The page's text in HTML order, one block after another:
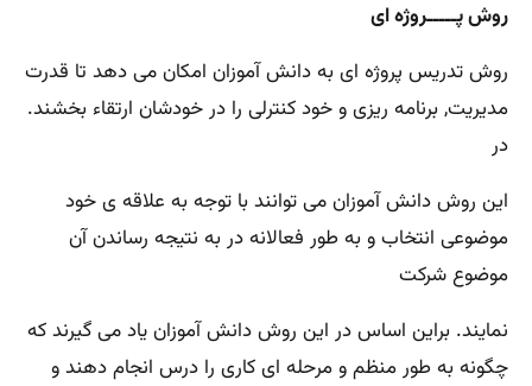
روش پـــــروژه ای
روش تدریس پروژه ای به دانش آموزان امکان می دهد تا قدرت
مدیریت, برنامه ریزی و خود کنترلی را در خودشان ارتقاء بخشند.
در
این روش دانش آموزان می توانند با توجه به علاقه ی خود
موضوعی انتخاب و به طور فعالانه در به نتیجه رساندن آن
موضوع شرکت
نمایند. براین اساس در این روش دانش آموزان یاد می گیرند که
چگونه به طور منظم و مرحله ای کاری را درس انجام دهند و